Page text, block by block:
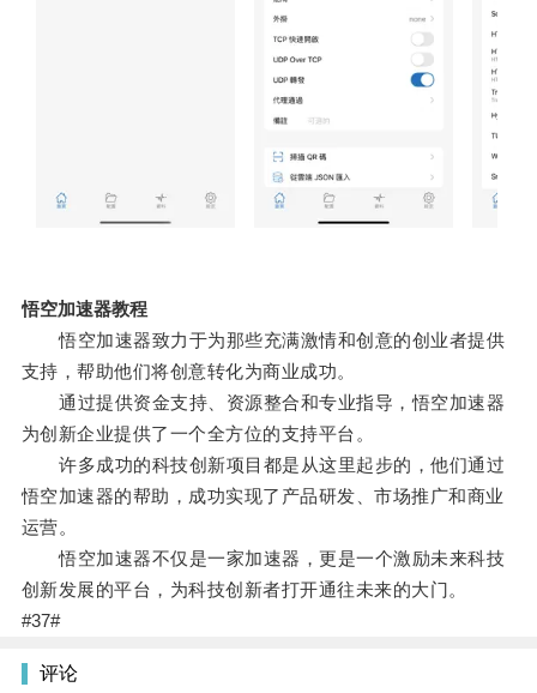
悟空加速器教程
悟空加速器致力于为那些充满激情和创意的创业者提供
支持，帮助他们将创意转化为商业成功。
通过提供资金支持、资源整合和专业指导，悟空加速器
为创新企业提供了一个全方位的支持平台。
许多成功的科技创新项目都是从这里起步的，他们通过
悟空加速器的帮助，成功实现了产品研发、市场推广和商业
运营。
悟空加速器不仅是一家加速器，更是一个激励未来科技
创新发展的平台，为科技创新者打开通往未来的大门。
#37#
评论